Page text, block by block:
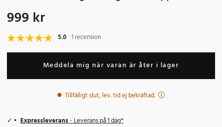
Pris:999 kr
999 kr
5.0 1 recension
Meddela mig när varan är åter i lager
Tillfälligt slut, lev. tid ej bekräftad.
Expressleverans- Leverans på 1 dag*